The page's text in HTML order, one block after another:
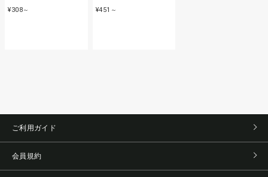
¥308～ ¥451 ～
ご利用ガイド
会員規約